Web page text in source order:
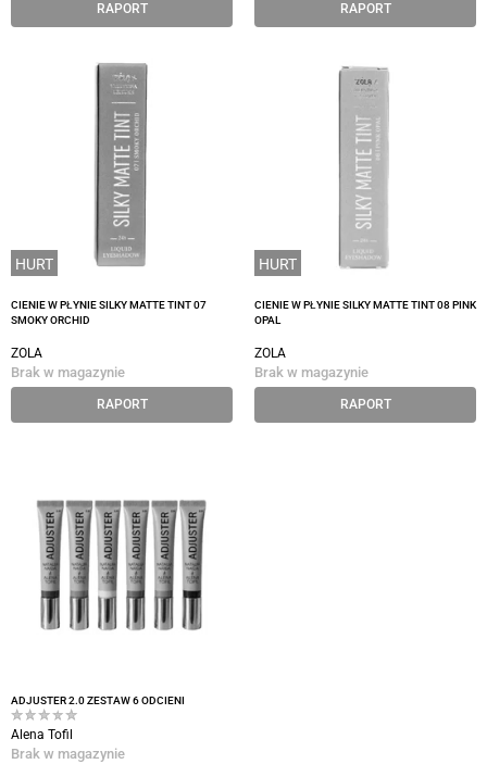
RAPORT RAPORT
HURT
CIENIE W PŁYNIE SILKY MATTE TINT 07
SMOKY ORCHID
ZOLA
Brak w magazynie
RAPORT
HURT
CIENIE W PŁYNIE SILKY MATTE TINT 08 PINK
OPAL
ZOLA
Brak w magazynie
RAPORT
ADJUSTER 2.0 ZESTAW 6 ODCIENI
Alena Tofil
Brak w magazynie